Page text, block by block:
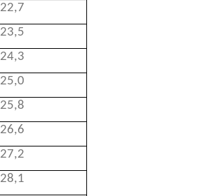
22,7
23,5
24,3
25,0
25,8
26,6
27,2
28,1